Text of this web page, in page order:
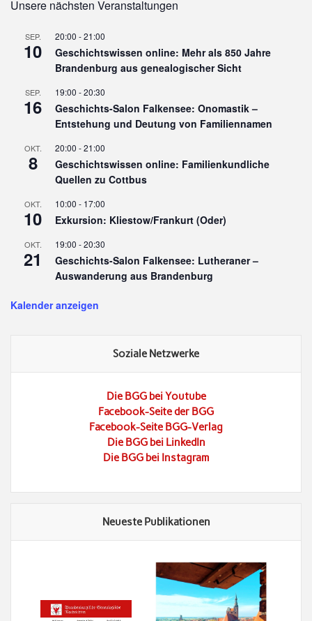
Unsere nächsten Veranstaltungen
SEP.
10
20:00 -21:00
Geschichtswissen online: Mehr als 850 Jahre
Brandenburg aus genealogischer Sicht
SEP.
16
19:00 -20:30
Geschichts-Salon Falkensee: Onomastik –
Entstehung und Deutung von Familiennamen
OKT.
8
20:00 -21:00
Geschichtswissen online: Familienkundliche
Quellen zu Cottbus
OKT.
10
10:00 - 17:00
Exkursion: Kliestow/Frankurt (Oder)
OKT.
21
19:00 -20:30
Geschichts-Salon Falkensee: Lutheraner –
Auswanderung aus Brandenburg
Kalender anzeigen
Soziale Netzwerke
Die BGG bei Youtube
Facebook-Seite der BGG
Facebook-Seite BGG-Verlag
Die BGG bei LinkedIn
Die BGG bei Instagram
Neueste Publikationen